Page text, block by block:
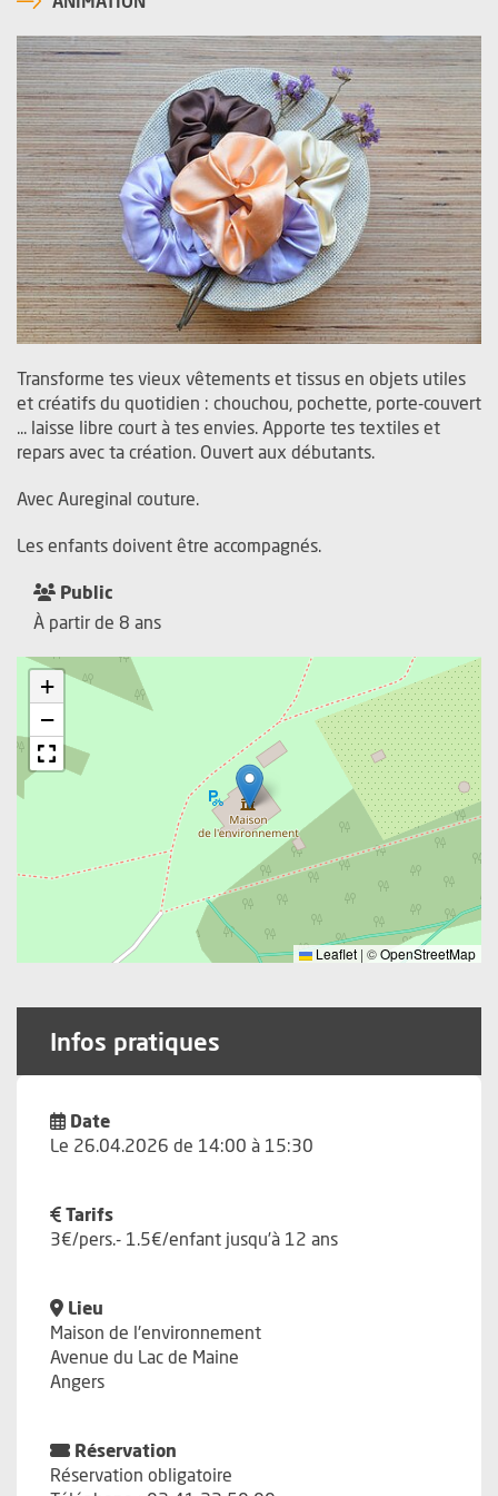
Transforme tes vieux vêtements et tissus en objets utiles
et créatifs du quotidien : chouchou, pochette, porte-couvert
... laisse libre court à tes envies. Apporte tes textiles et
repars avec ta création. Ouvert aux débutants.
Avec Aureginal couture.
Les enfants doivent être accompagnés.
Public
À partir de 8 ans
+
−
Leaflet | ©OpenStreetMap
Infos pratiques
Date
Le 26.04.2026 de 14:00 à 15:30
Tarifs
3€/pers.- 1.5€/enfant jusqu’à 12 ans
Lieu
Maison de l'environnement
Avenue du Lac de Maine
Angers
Réservation
Réservation obligatoire